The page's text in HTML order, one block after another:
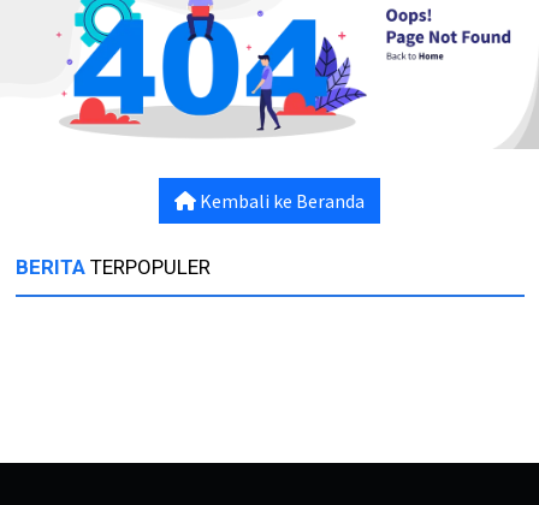
Kembali ke Beranda
BERITA TERPOPULER